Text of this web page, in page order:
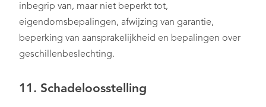
inbegrip van, maar niet beperkt tot,
eigendomsbepalingen, afwijzing van garantie,
beperking van aansprakelijkheid en bepalingen over
geschillenbeslechting.
11. Schadeloosstelling